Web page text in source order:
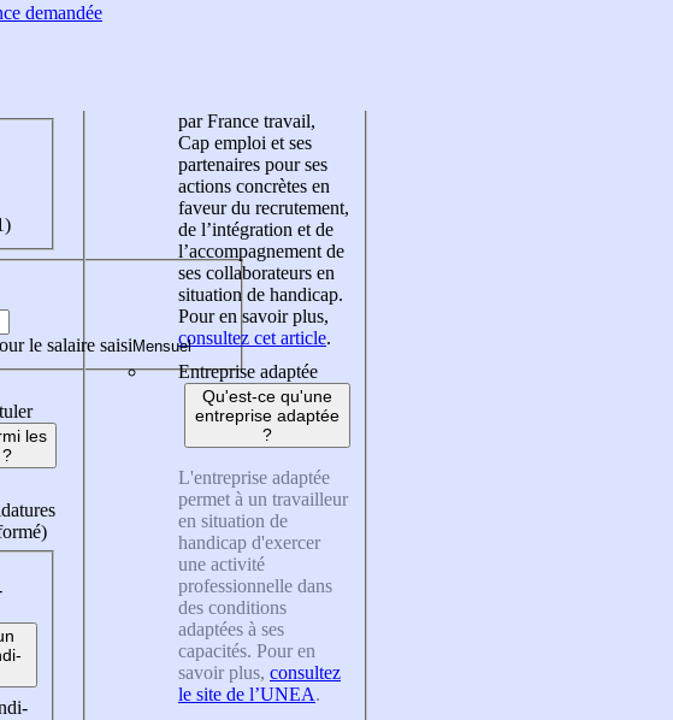
demandée
le salaire saisi
les
par France travail,
Cap emploi et ses
partenaires pour ses
actions concrètes en
faveur du recrutement,
de l’intégration et de
l’accompagnement de
ses collaborateurs en
situation de handicap.
Pour en savoir plus,
consultez cet article.
Entreprise adaptée
Qu'est-ce qu'une
entreprise adaptée
?
L'entreprise adaptée
permet à un travailleur
en situation de
handicap d'exercer
une activité
professionnelle dans
des conditions
adaptées à ses
capacités. Pour en
savoir plus, consultez
le site de l’UNEA.